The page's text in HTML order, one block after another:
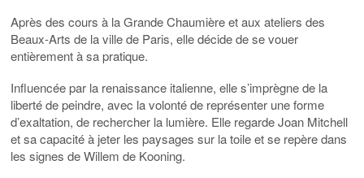
Après des cours à la Grande Chaumière et aux ateliers des
Beaux-Arts de la ville de Paris, elle décide de se vouer
entièrement à sa pratique.
Influencée par la renaissance italienne, elle s’imprègne de la
liberté de peindre, avec la volonté de représenter une forme
d’exaltation, de rechercher la lumière. Elle regarde Joan Mitchell
et sa capacité à jeter les paysages sur la toile et se repère dans
les signes de Willem de Kooning.